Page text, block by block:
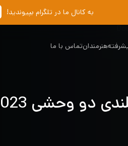
به کانال ما در تلگرام بپیوندید!
هنرمندانتماس با ما